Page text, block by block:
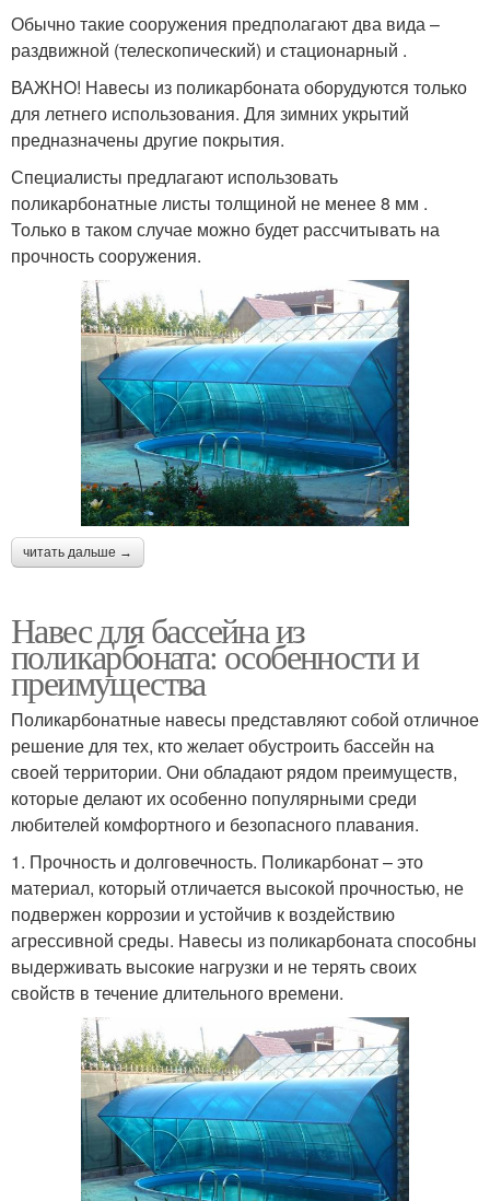
Обычно такие сооружения предполагают два вида –
раздвижной (телескопический) и стационарный .
ВАЖНО! Навесы из поликарбоната оборудуются только
для летнего использования. Для зимних укрытий
предназначены другие покрытия.
Специалисты предлагают использовать
поликарбонатные листы толщиной не менее 8 мм .
Только в таком случае можно будет рассчитывать на
прочность сооружения.
читать дальше →
Навес для бассейна из
поликарбоната: особенности и
преимущества
Поликарбонатные навесы представляют собой отличное
решение для тех, кто желает обустроить бассейн на
своей территории. Они обладают рядом преимуществ,
которые делают их особенно популярными среди
любителей комфортного и безопасного плавания.
1. Прочность и долговечность. Поликарбонат – это
материал, который отличается высокой прочностью, не
подвержен коррозии и устойчив к воздействию
агрессивной среды. Навесы из поликарбоната способны
выдерживать высокие нагрузки и не терять своих
свойств в течение длительного времени.